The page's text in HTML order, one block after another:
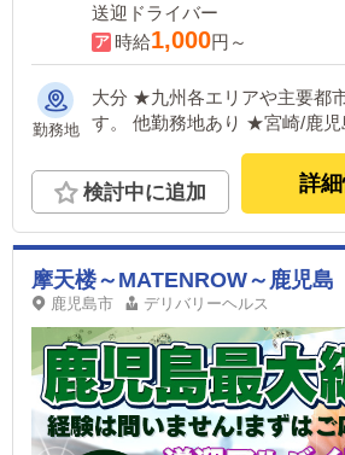
送迎ドライバー
時給1,000円～
勤務地
大分 ★九州各エリアや主要都
す。 他勤務地あり ★宮崎/鹿
検討中に追加 詳
摩天楼～MATENROW～鹿児島
鹿児島市 デリバリーヘルス